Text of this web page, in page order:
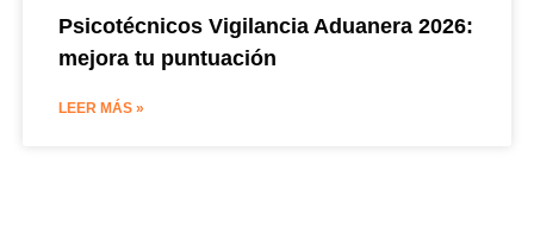
Psicotécnicos Vigilancia Aduanera 2026:
mejora tu puntuación
LEER MÁS »